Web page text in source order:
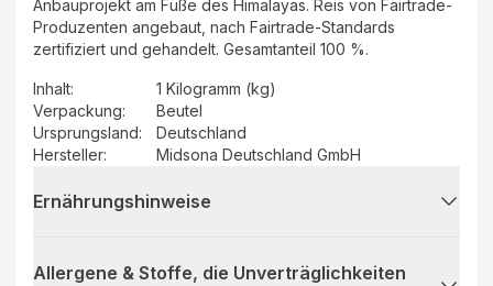
Anbauprojekt am Fuße des Himalayas. Reis von Fairtrade-
Produzenten angebaut, nach Fairtrade-Standards
zertifiziert und gehandelt. Gesamtanteil 100 %.
Inhalt:
1 Kilogramm (kg)
Verpackung:
Beutel
Ursprungsland:
Deutschland
Hersteller: Midsona Deutschland GmbH
Ernährungshinweise
Allergene & Stoffe, die Unverträglichkeiten